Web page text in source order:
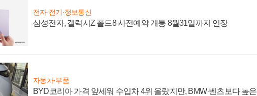
전자·전기·정보통신
삼성전자, 갤럭시Z 폴드8 사전예약 개통 8월31일까지 연장
자동차·부품
BYD코리아 가격 앞세워 수입차 4위 올랐지만, BMW·벤츠보다 높은